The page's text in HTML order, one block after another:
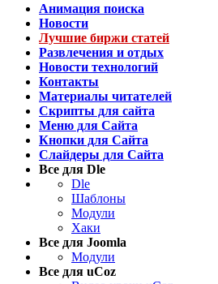
Анимация поиска
Новости
Лучшие биржи статей
Развлечения и отдых
Новости технологий
Контакты
Материалы читателей
Скрипты для сайта
Меню для Сайта
Кнопки для Сайта
Слайдеры для Сайта
Все для Dle
Dle
Шаблоны
Модули
Хаки
Все для Joomla
Модули
Все для uCoz